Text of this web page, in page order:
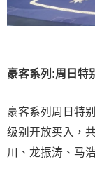
豪客系列:周日特
豪客系列周日特
级别开放买入，
川、龙振涛、马